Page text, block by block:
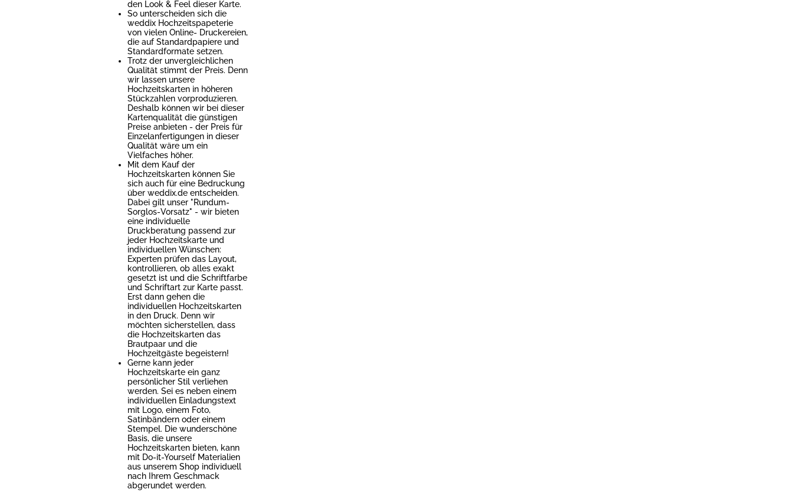
den Look & Feel dieser Karte.
So unterscheiden sich die
weddix Hochzeitspapeterie
von vielen Online- Druckereien,
die auf Standardpapiere und
Standardformate setzen.
Trotz der unvergleichlichen
Qualität stimmt der Preis. Denn
wir lassen unsere
Hochzeitskarten in höheren
Stückzahlen vorproduzieren.
Deshalb können wir bei dieser
Kartenqualität die günstigen
Preise anbieten - der Preis für
Einzelanfertigungen in dieser
Qualität wäre um ein
Vielfaches höher.
Mit dem Kauf der
Hochzeitskarten können Sie
sich auch für eine Bedruckung
über weddix.de entscheiden.
Dabei gilt unser "Rundum-
Sorglos-Vorsatz" - wir bieten
eine individuelle
Druckberatung passend zur
jeder Hochzeitskarte und
individuellen Wünschen:
Experten prüfen das Layout,
kontrollieren, ob alles exakt
gesetzt ist und die Schriftfarbe
und Schriftart zur Karte passt.
Erst dann gehen die
individuellen Hochzeitskarten
in den Druck. Denn wir
möchten sicherstellen, dass
die Hochzeitskarten das
Brautpaar und die
Hochzeitgäste begeistern!
Gerne kann jeder
Hochzeitskarte ein ganz
persönlicher Stil verliehen
werden. Sei es neben einem
individuellen Einladungstext
mit Logo, einem Foto,
Satinbändern oder einem
Stempel. Die wunderschöne
Basis, die unsere
Hochzeitskarten bieten, kann
mit Do-it-Yourself Materialien
aus unserem Shop individuell
nach Ihrem Geschmack
abgerundet werden.